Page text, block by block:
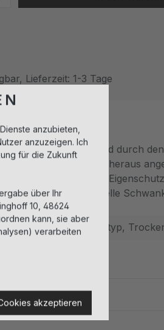
Lieferzeit: 1-3 Tage
Collagen wird durch
Zellaufbau von Innen heraus
erhöht den
durch hormonelle
Jeder Hauttyp,
anzubieten,
anzuzeigen. Ich
für die Zukunft
über Ihr
10, 48624
kann, sie aber
verarbeiten
akzeptieren